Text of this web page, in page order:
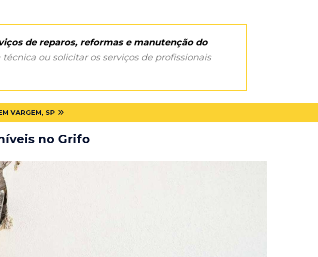
de reparos, reformas e manutenção do
ou solicitar os serviços de profissionais
VARGEM, SP
no Grifo